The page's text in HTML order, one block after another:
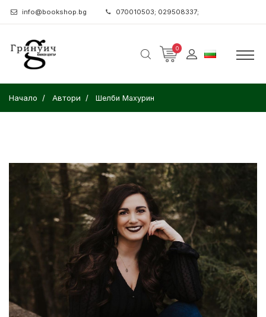
info@bookshop.bg 070010503; 029508337;
0
Начало Автори Шелби Махурин